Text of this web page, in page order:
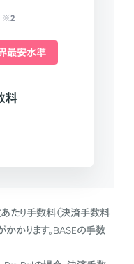
※2
最安水準
料
たり手数料（決済手数料
かります。BASEの手数